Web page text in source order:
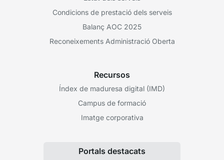
Condicions de prestació dels serveis
Balanç AOC 2025
Reconeixements Administració Oberta
Recursos
Índex de maduresa digital (IMD)
Campus de formació
Imatge corporativa
Portals destacats